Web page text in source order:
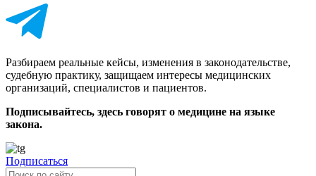
Разбираем реальные кейсы, изменения в законодательстве,
судебную практику, защищаем интересы медицинских
организаций, специалистов и пациентов.
Подписывайтесь, здесь говорят о медицине на языке
закона.
Подписаться